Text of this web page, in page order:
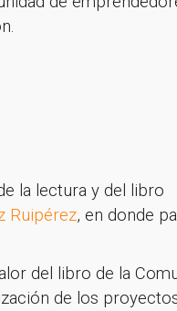
la lectura y del libro
Ruipérez, en donde
del libro de la
de los